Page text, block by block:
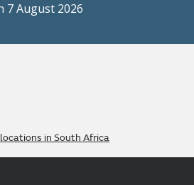
7 August 2026
in South Africa